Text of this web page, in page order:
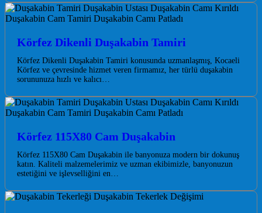
Körfez Dikenli Duşakabin Tamiri
Körfez Dikenli Duşakabin Tamiri konusunda uzmanlaşmış, Kocaeli
Körfez ve çevresinde hizmet veren firmamız, her türlü duşakabin
sorununuza hızlı ve kalıcı…
Körfez 115X80 Cam Duşakabin
Körfez 115X80 Cam Duşakabin ile banyonuza modern bir dokunuş
katın. Kaliteli malzemelerimiz ve uzman ekibimizle, banyonuzun
estetiğini ve işlevselliğini en…